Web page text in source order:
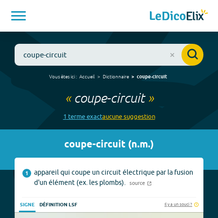
Vous êtes ici : Accueil Dictionnaire coupe-circuit
« coupe-circuit»
1 termeexactaucunesuggestion
coupe-circuit (n.m.)
1
appareil qui coupe un circuit électrique par la fusion
d'un élément (ex. les plombs).
source
SIGNE DÉFINITION LSF Il y a un souci ?